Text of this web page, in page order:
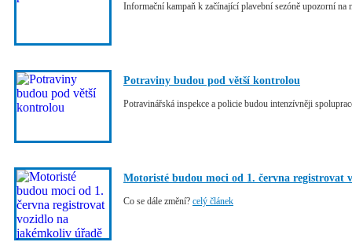
Informační kampaň k začínající plavební sezóně upozorní na
Potraviny budou pod větší kontrolou
Potravinářská inspekce a policie budou intenzívněji
Motoristé budou moci od 1. června registrovat
Co se dále změní? celý článek